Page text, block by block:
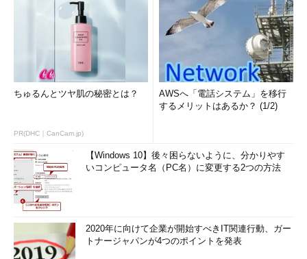
ちゅるんとツヤ肌の秘密とは？
PR(DHC｜CanCam.jp)
AWSへ「電話システム」を移行
するメリットはあるか？ (1/2)
【Windows 10】後々困らないように、分かりやす
いコンピュータ名（PC名）に変更する2つの方法
2020年に向けて企業が開始すべきIT関連行動、ガー
トナージャパンが4つのポイントを発表